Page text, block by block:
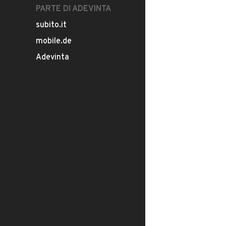
PARTE DI ADEVINTA
subito.it
mobile.de
Adevinta